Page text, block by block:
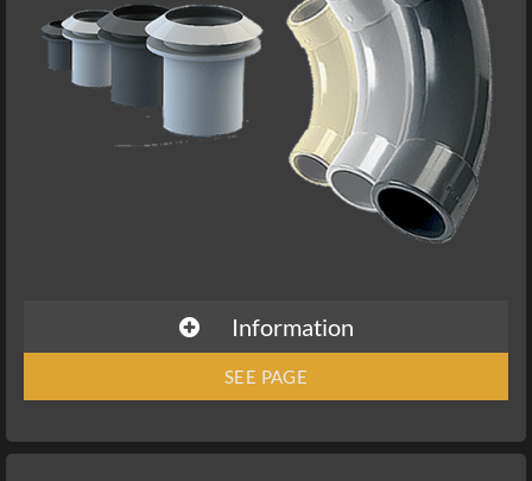
Information
SEE PAGE